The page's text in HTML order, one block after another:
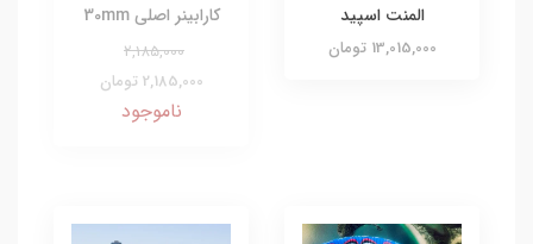
المنت اسپید
13,015,000 تومان
کارابینر اصلی 30mm
2,185,000
2,185,000 تومان
ناموجود